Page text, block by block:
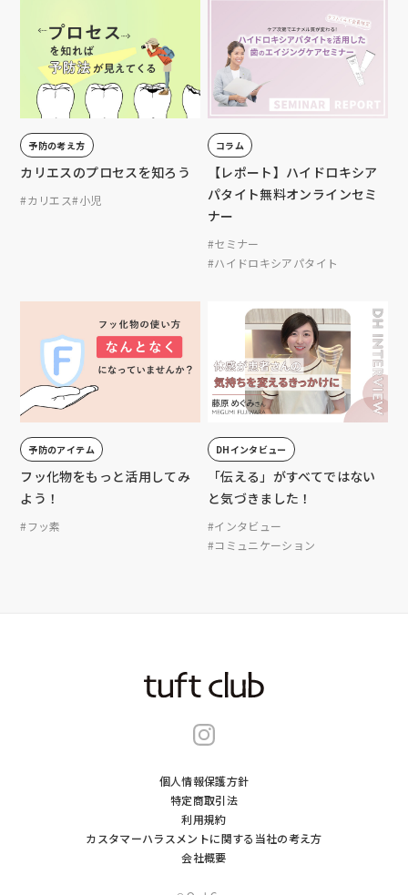
予防の考え方
カリエスのプロセスを知ろう
#カリエス#小児
コラム
【レポート】ハイドロキシア
パタイト無料オンラインセミ
ナー
#セミナー
#ハイドロキシアパタイト
予防のアイテム
フッ化物をもっと活用してみ
よう！
#フッ素
DHインタビュー
「伝える」がすべてではない
と気づきました！
#インタビュー
#コミュニケーション
個人情報保護方針
特定商取引法
利用規約
カスタマーハラスメントに関する当社の考え⽅
会社概要